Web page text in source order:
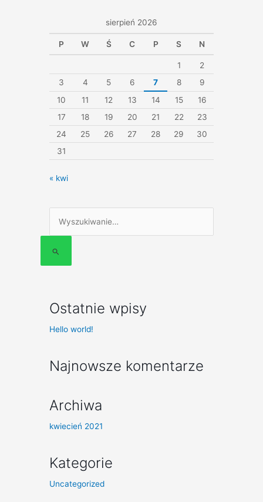
sierpień 2026
P W Ś C P S N
1
2
3
4 5 6 7 8
9
10
11 12 13 14 15
16
17
18 19 20 21 22
23
24
25 26 27 28 29
30
31
« kwi
Szukaj
dla:
Ostatnie wpisy
Hello world!
Najnowsze komentarze
Archiwa
kwiecień 2021
Kategorie
Uncategorized